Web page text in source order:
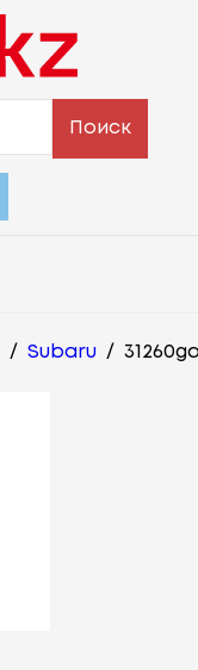
Поиск
/ Subaru /